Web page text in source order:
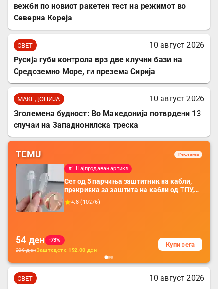
вежби по новиот ракетен тест на режимот во
Северна Кореја
СВЕТ
10 август 2026
Русија губи контрола врз две клучни бази на
Средоземно Море, ги презема Сирија
МАКЕДОНИЈА
10 август 2026
Зголемена будност: Во Македонија потврдени 13
случаи на Западнонилска треска
TEMU Реклама
#1 Најпродаван артикл
Сет од 5 парчиња заштитник на кабли,
прекривка за заштита на кабли од ТПУ,
додатоци за заштита на кабли, без
батерија, за мобилни телефони, комплет
4.8 ( 10276)
54 ден
-73%
206денЗаштедете 152.00 ден
Купи сега
СВЕТ
10 август 2026